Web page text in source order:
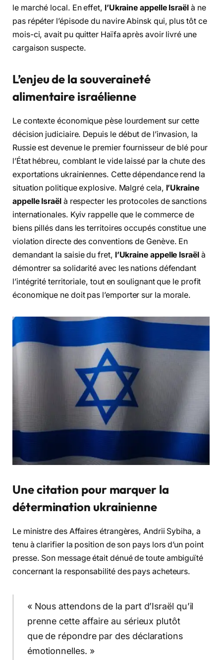
le marché local. En effet, l’Ukraine appelle Israëlà ne
pas répéter l’épisode du navire Abinsk qui, plus tôt ce
mois-ci, avait pu quitter Haïfa après avoir livré une
cargaison suspecte.
L’enjeu de la souveraineté
alimentaire israélienne
Le contexte économique pèse lourdement sur cette
décision judiciaire. Depuis le début de l’invasion, la
Russie est devenue le premier fournisseur de blé pour
l’État hébreu, comblant le vide laissé par la chute des
exportations ukrainiennes. Cette dépendance rend la
situation politique explosive. Malgré cela, l’Ukraine
appelle Israëlà respecter les protocoles de sanctions
internationales. Kyiv rappelle que le commerce de
biens pillés dans les territoires occupés constitue une
violation directe des conventions de Genève. En
demandant la saisie du fret, l’Ukraine appelle Israëlà
démontrer sa solidarité avec les nations défendant
l’intégrité territoriale, tout en soulignant que le profit
économique ne doit pas l’emporter sur la morale.
Une citation pour marquer la
détermination ukrainienne
Le ministre des Affaires étrangères, Andrii Sybiha, a
tenu à clarifier la position de son pays lors d’un point
presse. Son message était dénué de toute ambiguïté
concernant la responsabilité des pays acheteurs.
« Nous attendons de la part d’Israël qu’il
prenne cette affaire au sérieux plutôt
que de répondre par des déclarations
émotionnelles. »